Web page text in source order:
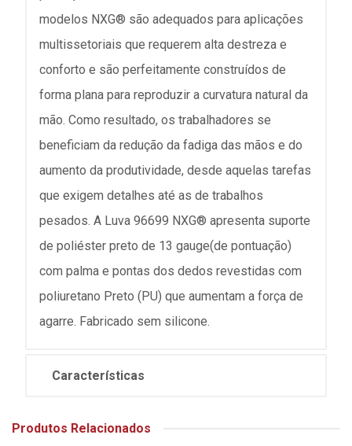
modelos NXG® são adequados para aplicações
multissetoriais que requerem alta destreza e
conforto e são perfeitamente construídos de
forma plana para reproduzir a curvatura natural da
mão. Como resultado, os trabalhadores se
beneficiam da redução da fadiga das mãos e do
aumento da produtividade, desde aquelas tarefas
que exigem detalhes até as de trabalhos
pesados. A Luva 96699 NXG® apresenta suporte
de poliéster preto de 13 gauge(de pontuação)
com palma e pontas dos dedos revestidas com
poliuretano Preto (PU) que aumentam a força de
agarre. Fabricado sem silicone.
Características
Produtos Relacionados